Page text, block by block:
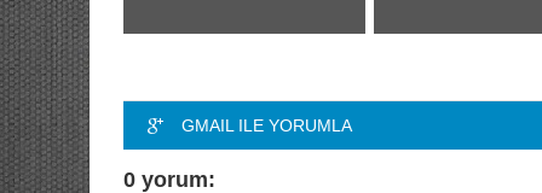
GMAIL ILE YORUMLA
0 yorum: